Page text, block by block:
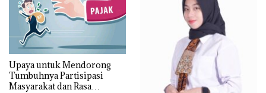
Upaya untuk Mendorong
Tumbuhnya Partisipasi
Masyarakat dan Rasa